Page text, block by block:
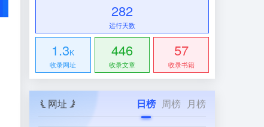
282
运行天数
1.3K
收录网址
446
收录文章
57
收录书籍
网址 日榜 周榜 月榜